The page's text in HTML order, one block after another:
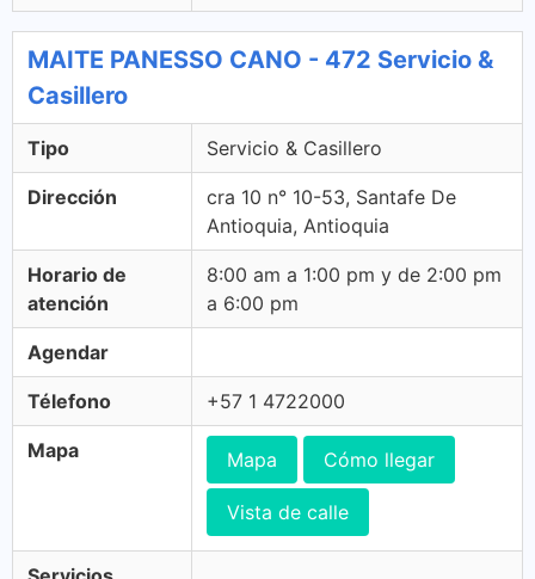
MAITE PANESSO CANO - 472 Servicio &
Casillero
Tipo Servicio & Casillero
Dirección
cra 10 n° 10-53, Santafe De
Antioquia, Antioquia
Horario de
atención
8:00 am a 1:00 pm y de 2:00 pm
a 6:00 pm
Agendar
Télefono +57 1 4722000
Mapa Mapa Cómo llegar
Vista de calle